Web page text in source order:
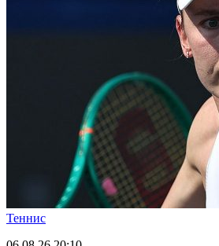
Теннис